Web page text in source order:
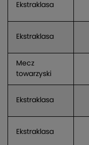
Ekstraklasa
Ekstraklasa
Mecz
towarzyski
Ekstraklasa
Ekstraklasa